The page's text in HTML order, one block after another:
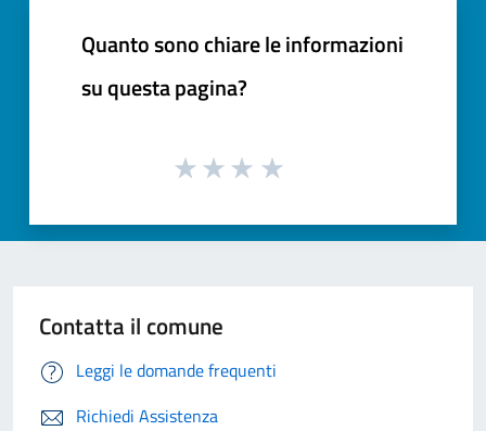
Quanto sono chiare le informazioni
su questa pagina?
Contatta il comune
Leggi le domande frequenti
Richiedi Assistenza